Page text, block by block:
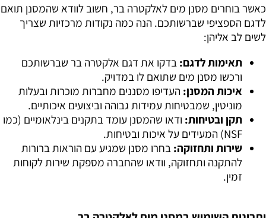
כאשר בוחרים מסנן מים לאלקטרה בר, חשוב לוודא שהמסנן תואם
לדגם הספציפי שברשותכם. הנה כמה נקודות מרכזיות שצריך
לשים לב אליהן:
תאימות לדגם: בדקו את דגם אלקטרה בר שברשותכם
ורכשו מסנן מים שתואם לו במדויק.
איכות המסנן: העדיפו מסננים מחברות מוכרות ובעלות
מוניטין, שמבטיחות עמידות גבוהה וביצועים איכותיים.
תקן ובטיחות: ודאו שהמסנן עומד בתקנים בינלאומיים (כמו
NSF) המעידים על איכות ובטיחות.
שירות ותחזוקה: בחרו מסנן שמגיע עם הוראות ברורות
להתקנה ותחזוקה, וודאו שהחברה מספקת שירות לקוחות
זמין.